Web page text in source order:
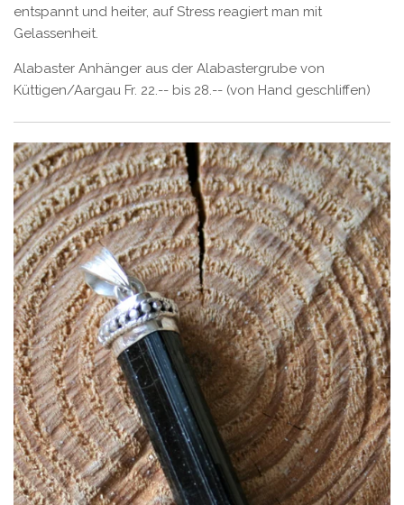
entspannt und heiter, auf Stress reagiert man mit
Gelassenheit.
Alabaster Anhänger aus der Alabastergrube von
Küttigen/Aargau Fr. 22.-- bis 28.-- (von Hand geschliffen)